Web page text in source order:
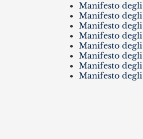
Manifesto
Manifesto
Manifesto
Manifesto
Manifesto
Manifesto degli
Manifesto
Manifesto